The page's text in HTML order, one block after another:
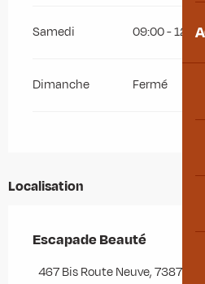
Samedi 09:00 - 12:00
Dimanche Fermé
Localisation
Escapade Beauté
467 Bis Route Neuve, 73870